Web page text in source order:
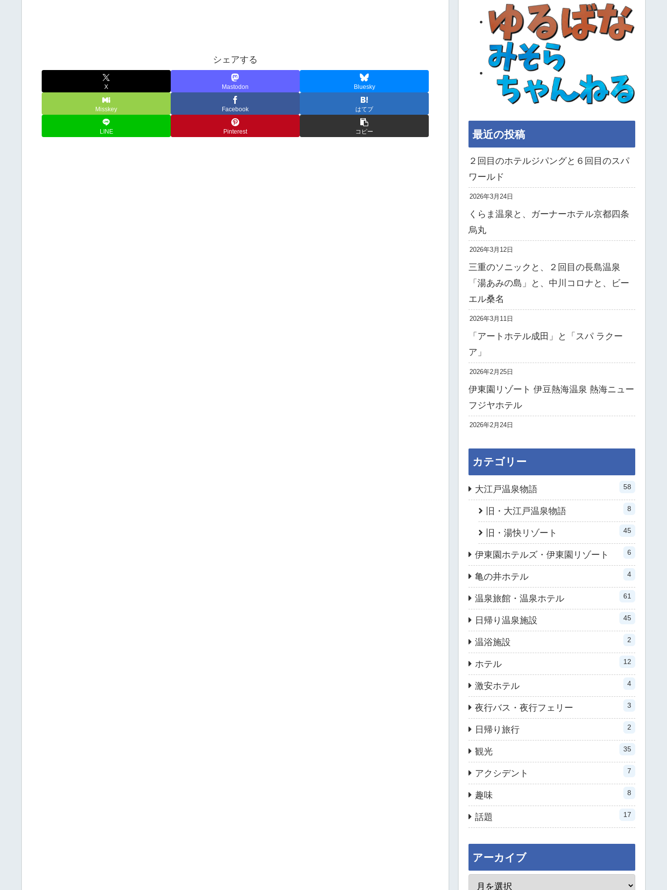
シェアする
X Mastodon Bluesky
Misskey Facebook はてブ
LINE Pinterest コピー 最近の投稿
２回目のホテルジパングと６回目のスパ
ワールド
2026年3月24日
くらま温泉と、ガーナーホテル京都四条
烏丸
2026年3月12日
三重のソニックと、２回目の長島温泉
「湯あみの島」と、中川コロナと、ビー
エル桑名
2026年3月11日
「アートホテル成田」と「スパ ラクー
ア」
2026年2月25日
伊東園リゾート 伊豆熱海温泉 熱海ニュー
フジヤホテル
2026年2月24日
カテゴリー
大江戸温泉物語 58
旧・大江戸温泉物語 8
旧・湯快リゾート 45
伊東園ホテルズ・伊東園リゾート 6
亀の井ホテル 4
温泉旅館・温泉ホテル 61
日帰り温泉施設 45
温浴施設 2
ホテル 12
激安ホテル 4
夜行バス・夜行フェリー 3
日帰り旅行 2
観光 35
アクシデント 7
趣味 8
話題 17
アーカイブ